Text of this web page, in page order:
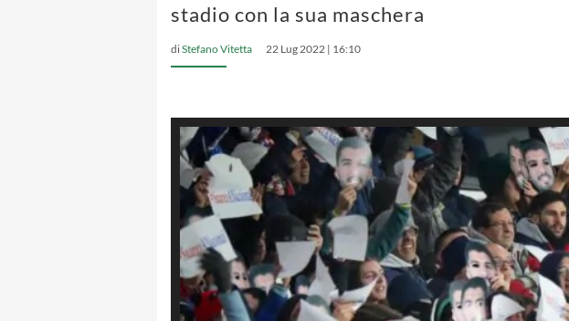
stadio con la sua maschera
diStefano Vitetta 22 Lug 2022 | 16:10